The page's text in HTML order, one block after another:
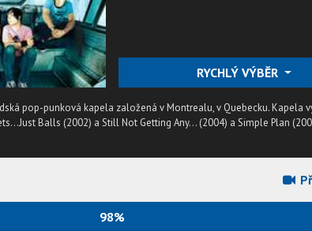
RYCHLÝ VÝBĚR
pop-punková kapela založená v Montrealu, v Quebecku. Kapela
Balls (2002) a Still Not Getting Any... (2004) a Simple Plan
98%